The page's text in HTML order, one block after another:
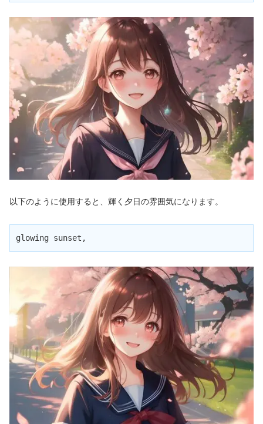
以下のように使用すると、輝く夕日の雰囲気になります。
glowing sunset,